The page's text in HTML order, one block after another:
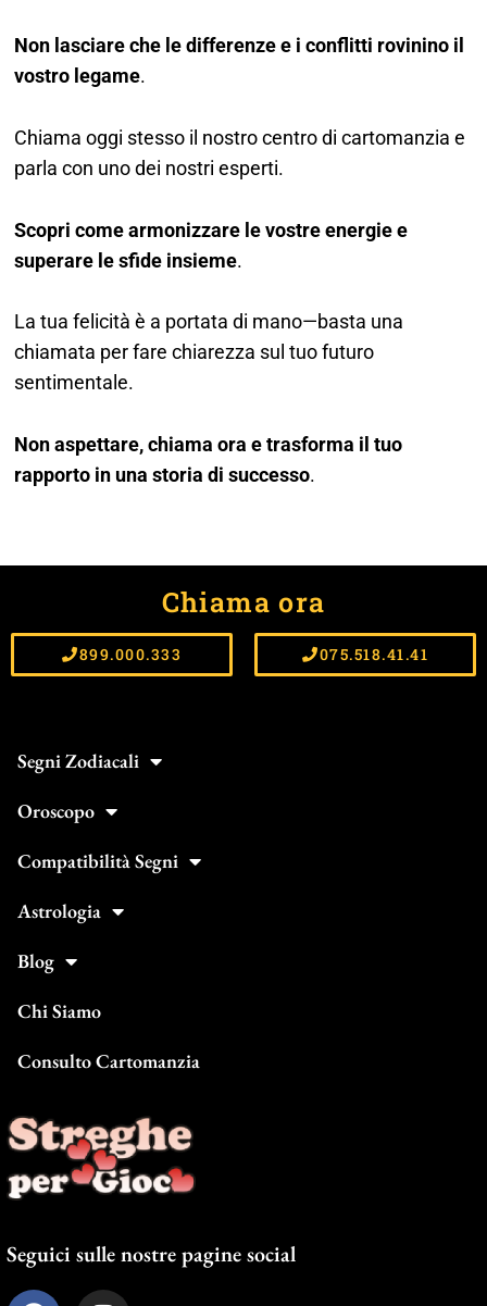
Non lasciare che le differenze e i conflitti rovinino il
vostro legame.
Chiama oggi stesso il nostro centro di cartomanzia e
parla con uno dei nostri esperti.
Scopri come armonizzare le vostre energie e
superare le sfide insieme.
La tua felicità è a portata di mano—basta una
chiamata per fare chiarezza sul tuo futuro
sentimentale.
Non aspettare, chiama ora e trasforma il tuo
rapporto in una storia di successo.
Chiama ora
899.000.333 075.518.41.41
Segni Zodiacali
Oroscopo
Compatibilità Segni
Astrologia
Blog
Chi Siamo
Consulto Cartomanzia
Seguici sulle nostre pagine social